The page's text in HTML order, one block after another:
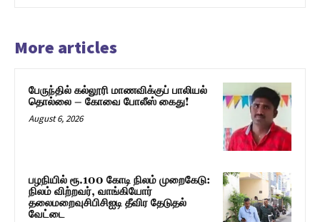
More articles
பேருந்தில் கல்லூரி மாணவிக்குப் பாலியல்
தொல்லை – கோவை போலீஸ் கைது!
August 6, 2026
பழநியில் ரூ.100 கோடி நிலம் முறைகேடு:
நிலம் விற்றவர், வாங்கியோர்
தலைமறைவுசிபிசிஐடி தீவிர தேடுதல்
வேட்டை